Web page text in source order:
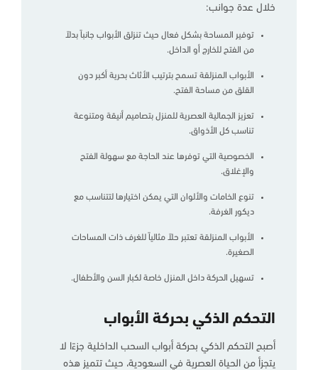
خلال عدة جوانب:
توفير المساحة بشكل فعال حيث تنزلق الأبواب جانباً بدلاً
من الفتح للخارج أو الداخل.
الأبواب المنزلقة تسمح بترتيب الأثاث بحرية أكبر دون
القلق من مساحة الفتح.
تعزيز الجمالية العصرية للمنزل بتصاميم أنيقة ومتنوعة
تناسب كل الأذواق.
الخصوصية التي توفرها عند الحاجة مع سهولة الفتح
والإغلاق.
تنوع الخامات والألوان التي يمكن اختيارها لتتناسب مع
ديكور الغرفة.
الأبواب المنزلقة تعتبر حلاً مثالياً للغرف ذات المساحات
الصغيرة.
تسهيل الحركة داخل المنزل خاصة لكبار السن والأطفال.
التحكم الذكي بحركة الأبواب
أصبح التحكم الذكي بحركة أبواب السحب الداخلية جزءًا لا
يتجزأ من الحياة العصرية في السعودية، حيث تتميز هذه